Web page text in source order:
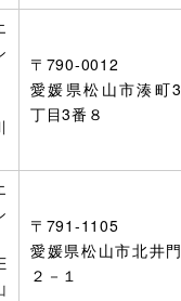
〒790-0012
愛媛県松山市湊町3
丁目3番８
〒791-1105
愛媛県松山市北井門
２－１